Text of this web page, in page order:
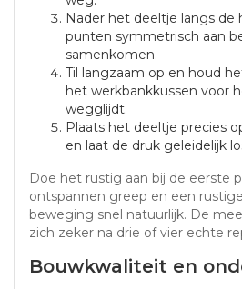
Nader het deeltje langs de
punten symmetrisch aan
samenkomen.
Til langzaam op en houd
het werkbankkussen voor
wegglijdt.
Plaats het deeltje precies
en laat de druk geleidelijk
Doe het rustig aan bij de eerste
ontspannen greep en een
beweging snel natuurlijk. De
zich zeker na drie of vier echte
Bouwkwaliteit en